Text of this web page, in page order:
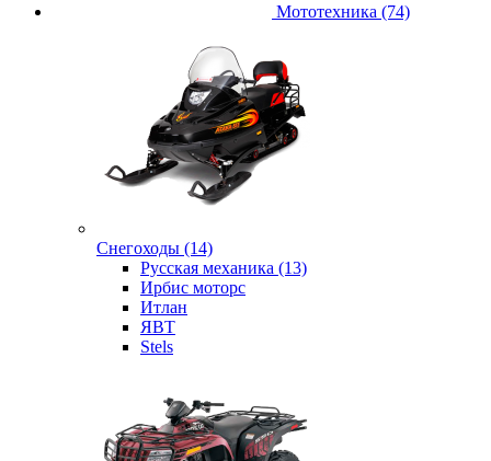
Мототехника (74)
Снегоходы (14)
Русская механика (13)
Ирбис моторс
Итлан
ЯВТ
Stels